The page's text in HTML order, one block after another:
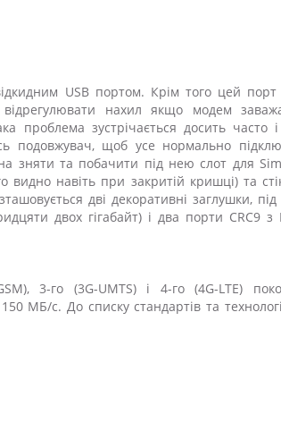
USB портом. Крім того цей
нахил якщо модем
проблема зустрічається досить часто
подовжувач, щоб усе нормально
зняти та побачити під нею слот для
видно навіть при закритій кришці) та
дві декоративні заглушки,
двох гігабайт) і два порти CRC9 з
3-го (3G-UMTS) і 4-го (4G-LTE)
МБ/с. До списку стандартів та